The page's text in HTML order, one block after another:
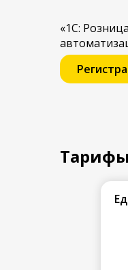
«1С:
Тарифы